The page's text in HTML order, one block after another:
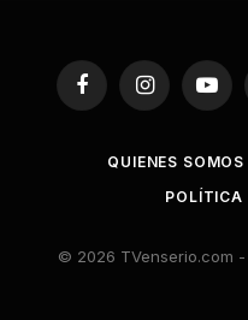
FacebookInstagram
QUIENES SOMOS
POLÍTICA
© 2026 TVenserio.com